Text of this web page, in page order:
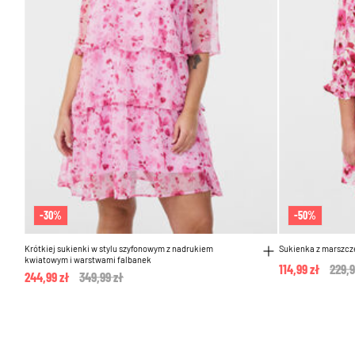
-30%
Krótkiej sukienki w stylu szyfonowym z nadrukiem
kwiatowym i warstwami falbanek
Price reduced from
349,99 zł
244,99 zł
-50%
Sukienka z
114,99 zł